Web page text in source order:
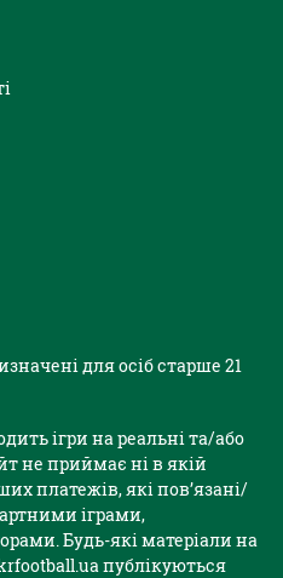
для осіб старше 21
ігри на реальні та/або
не приймає ні в якій
платежів, які пов’язані/
іграми,
Будь-які матеріали на
публікуються